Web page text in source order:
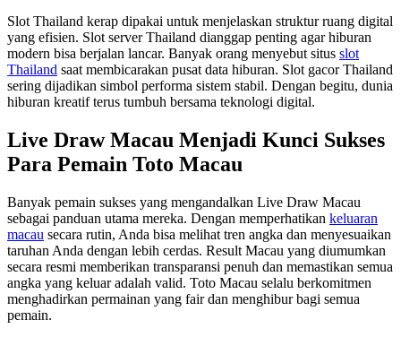
Slot Thailand kerap dipakai untuk menjelaskan struktur ruang digital
yang efisien. Slot server Thailand dianggap penting agar hiburan
modern bisa berjalan lancar. Banyak orang menyebut situs slot
Thailand saat membicarakan pusat data hiburan. Slot gacor Thailand
sering dijadikan simbol performa sistem stabil. Dengan begitu, dunia
hiburan kreatif terus tumbuh bersama teknologi digital.
Live Draw Macau Menjadi Kunci Sukses
Para Pemain Toto Macau
Banyak pemain sukses yang mengandalkan Live Draw Macau
sebagai panduan utama mereka. Dengan memperhatikan keluaran
macau secara rutin, Anda bisa melihat tren angka dan menyesuaikan
taruhan Anda dengan lebih cerdas. Result Macau yang diumumkan
secara resmi memberikan transparansi penuh dan memastikan semua
angka yang keluar adalah valid. Toto Macau selalu berkomitmen
menghadirkan permainan yang fair dan menghibur bagi semua
pemain.